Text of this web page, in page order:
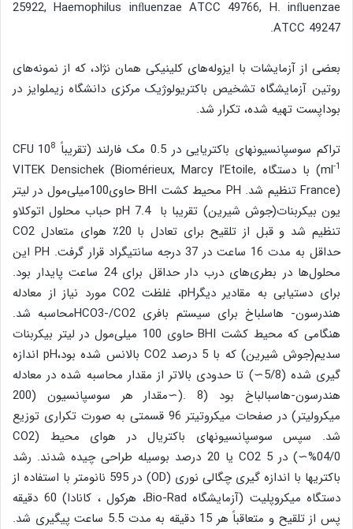
25922, Haemophilus inﬂuenzae ATCC 49766, H. inﬂuenzae
ATCC 49247.
بعضی از آزمایشات با ایزوله‌های کلینیکی همان نژاد، که از نمونه‌های
روتین آزمایشگاه تشخيص باکتریولوژیک مرکزی دانشگاه زیملوایز در
بوداپست تهیه شده، تکرار شد.
تراکم سوسپانسیونهای باکتریایی در 0.5 مک فارلند (تقریباً 10 8
CFU
ml-1
) با دستگاه VITEK Densichek (Biomérieux, Marcy l’Etoile,
France) تنظیم شد. PH محیط کشت BHI حاوی100میلی‌مول در لیتر
یون بیکربنات(جوش شیرین) تقریبا با pH 7.4 حباب محلول اتوکلاو
تنظیم شد و قبل از تلقیح برای تعادل با 20٪ هوای متعادل CO2
حداقل به مدت 16 ساعت در 37 درجه سانتیگراد قرار گرفت. PH این
محلول‌ها در بطری‌های درب دار حداقل برای 24 ساعت پایدار بود.
برای دستیابی به مقادیر دیگرpH، غلظت CO2 مورد نیاز از معادله
هندرسون- هاسلباخ برای سیستم بافری HCO3-/CO2محاسبه شد.
هنگامی که محیط کشت BHI حاوی 100 میلی‌مول در لیتر بیکربنات
سدیم(جوش شیرین) که با 5 درصد CO2 بالانس شده بود،pH اندازه
گیری شده (5/8∼) تا حدودی بالاتر از مقدار محاسبه شده در معادله
هندرسون-هاسبالباخ بود (8 .(∼مقدار هر سوسپانسیون (200
میکرولیتر) در صفحات میکروتیتر 96 قسمتی به صورت تکراری توزیع
شد. سپس سوسپانسیونهای باکتریال در هوای محیط (CO2
%04/0∼) در CO2 5 یا 20 درصد بوسیله طراحی چیده شدند. رشد
باکتریها با اندازه گیری چگالی نوری (OD) در 595 نانومتر با استفاده از
دستگاه میکروپلیت (آزمایشگاه Bio-Rad، هرکول ، کانادا) 60 دقیقه
پس از تلقیح و متعاقباً هر 15 دقیقه به مدت 5.5 ساعت پیگیری شد.